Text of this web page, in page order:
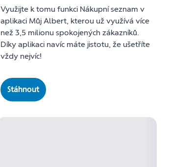
Využijte k tomu funkci Nákupní seznam v
aplikaci Můj Albert, kterou už využívá více
než 3,5 milionu spokojených zákazníků.
Díky aplikaci navíc máte jistotu, že ušetříte
vždy nejvíc!
Stáhnout